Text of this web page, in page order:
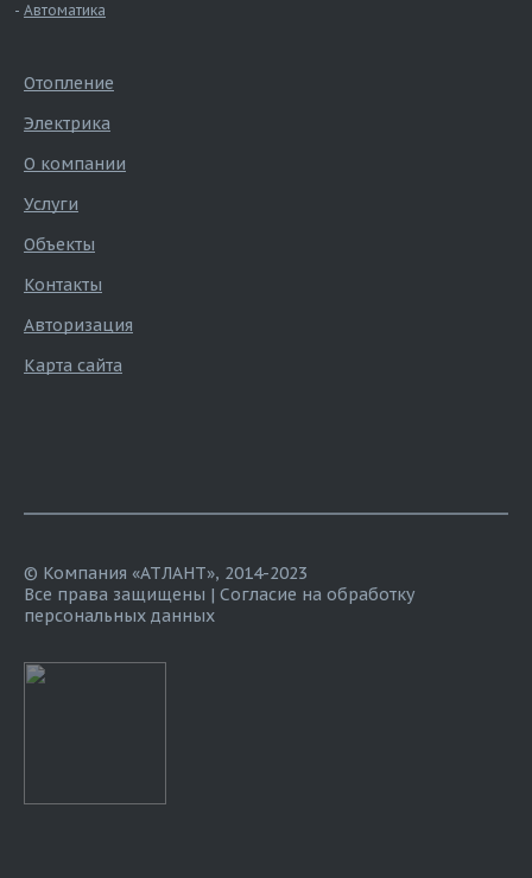
Автоматика
Отопление
Электрика
О компании
Услуги
Объекты
Контакты
Авторизация
Карта сайта
© Компания «АТЛАНТ», 2014-2023
Все права защищены | Согласие на обработку
персональных данных